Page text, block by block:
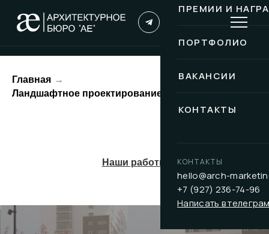
ПРЕМИИ И
ПОРТФОЛИО
ВАКАНСИИ
КОНТАКТЫ
КОНТАКТЫ
hello@arch-
+7 (927) 236-74-96
Написать в
Главная →
Ландшафтное проектирование Нижний Новгород
Наши работы